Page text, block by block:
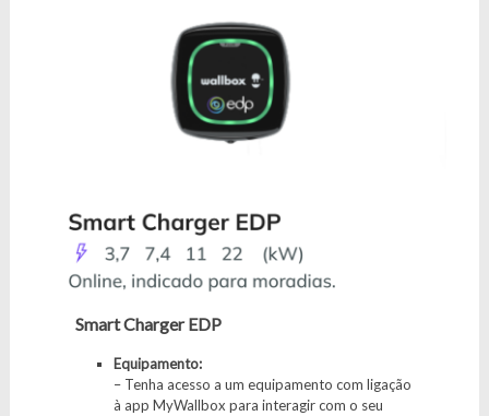
Smart Charger EDP
Equipamento:
– Tenha acesso a um equipamento com ligação
à app MyWallbox para interagir com o seu